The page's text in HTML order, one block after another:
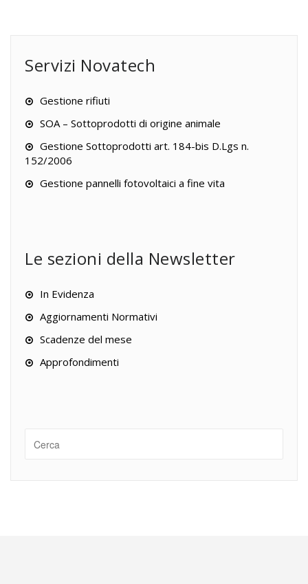
Servizi Novatech
Gestione rifiuti
SOA – Sottoprodotti di origine animale
Gestione Sottoprodotti art. 184-bis D.Lgs n.
152/2006
Gestione pannelli fotovoltaici a fine vita
Le sezioni della Newsletter
In Evidenza
Aggiornamenti Normativi
Scadenze del mese
Approfondimenti